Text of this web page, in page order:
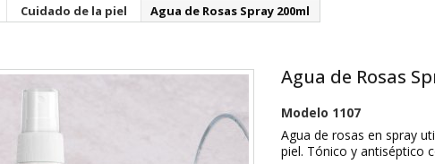
Cuidado de la piel Agua de Rosas Spray 200ml
Agua de Rosas
Modelo 1107
Agua de rosas en spray
piel. Tónico y antiséptico